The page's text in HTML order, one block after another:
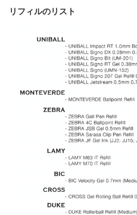
リフィルのリスト